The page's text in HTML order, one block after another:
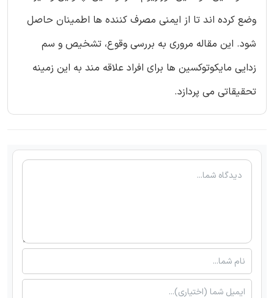
وضع کرده اند تا از ایمنی مصرف کننده ها اطمینان حاصل
شود. این مقاله مروری به بررسی وقوع، تشخیص و سم
زدایی مایکوتوکسین ها برای افراد علاقه مند به این زمینه
تحقیقاتی می پردازد.